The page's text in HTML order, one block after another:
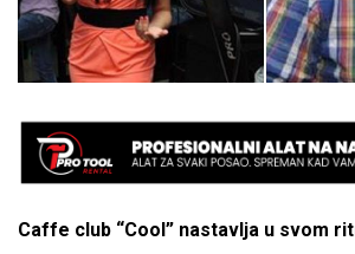
Caffe club “Cool” nastavlja u svom